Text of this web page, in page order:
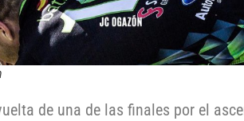
de una de las finales por el